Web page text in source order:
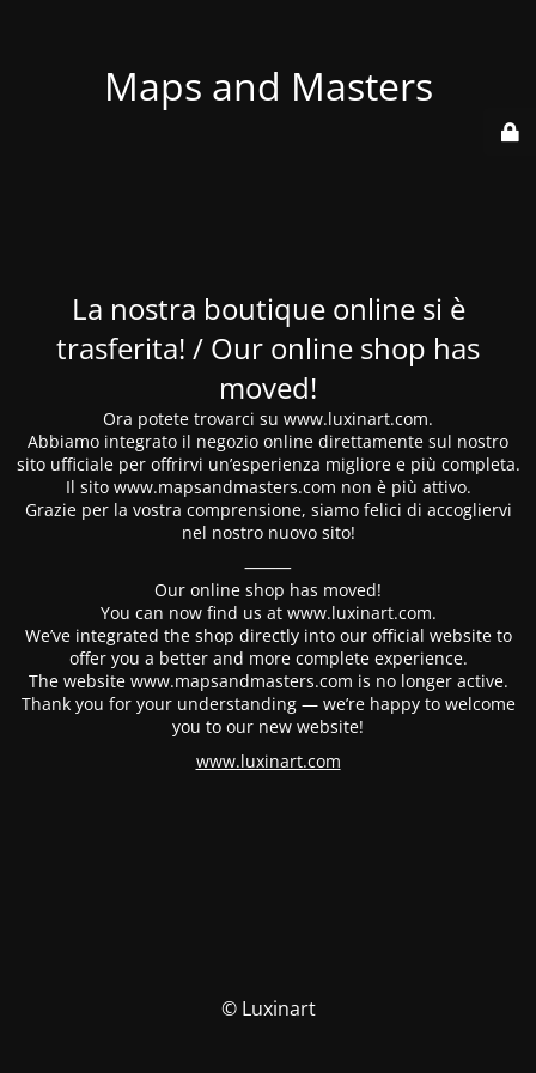
Maps and Masters
La nostra boutique online si è
trasferita! / Our online shop has
moved!
Ora potete trovarci su www.luxinart.com.
Abbiamo integrato il negozio online direttamente sul nostro
sito ufficiale per offrirvi un’esperienza migliore e più completa.
Il sito www.mapsandmasters.com non è più attivo.
Grazie per la vostra comprensione, siamo felici di accogliervi
nel nostro nuovo sito!
⸻
Our online shop has moved!
You can now find us at www.luxinart.com.
We’ve integrated the shop directly into our official website to
offer you a better and more complete experience.
The website www.mapsandmasters.com is no longer active.
Thank you for your understanding — we’re happy to welcome
you to our new website!
www.luxinart.com
© Luxinart